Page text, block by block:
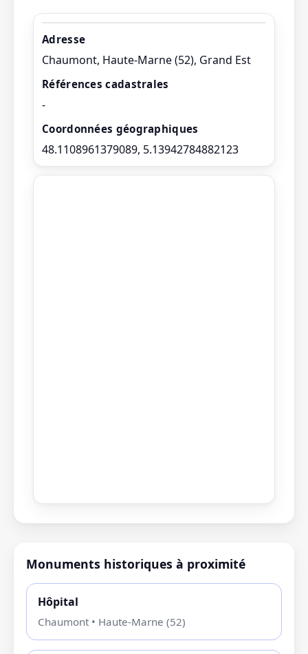
Adresse
Chaumont, Haute-Marne (52), Grand Est
Références cadastrales
-
Coordonnées géographiques
48.1108961379089, 5.13942784882123
Monuments historiques à proximité
Hôpital
Chaumont • Haute-Marne (52)